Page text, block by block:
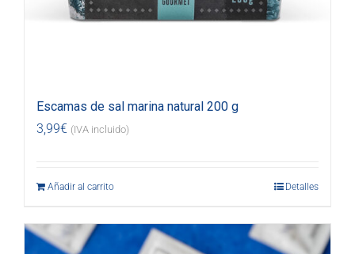
Escamas de sal marina natural 200 g
3,99€ (IVA incluido)
Añadir al carrito Detalles